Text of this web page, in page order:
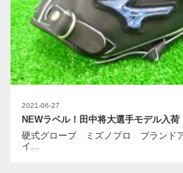
2021-06-27
NEWラベル！田中将大選手モデル入荷
硬式グローブ ミズノプロ ブランド
イ...